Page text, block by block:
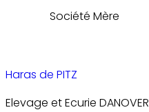
Société Mère
Haras de PITZ
Elevage et Ecurie DANOVER